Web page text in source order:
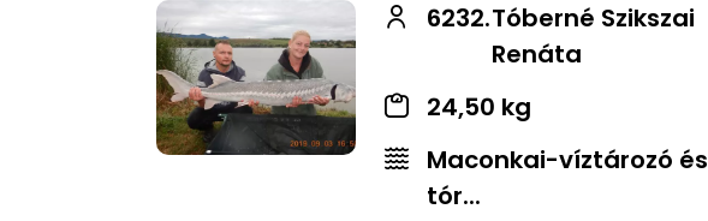
6232.Tóberné Szikszai
Renáta
24,50 kg
Maconkai-víztározó és
tór...